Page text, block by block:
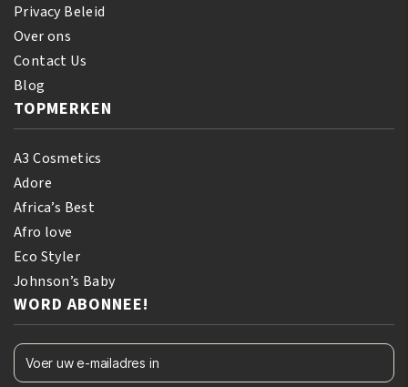
Privacy Beleid
Over ons
Contact Us
Blog
TOPMERKEN
A3 Cosmetics
Adore
Africa’s Best
Afro love
Eco Styler
Johnson’s Baby
WORD ABONNEE!